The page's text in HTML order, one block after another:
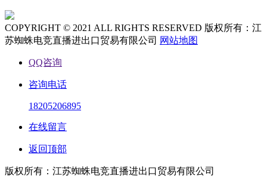
COPYRIGHT © 2021 ALL RIGHTS RESERVED 版权所有：江
苏蜘蛛电竞直播进出口贸易有限公司 网站地图
QQ咨询
咨询电话
18205206895
在线留言
返回顶部
版权所有：江苏蜘蛛电竞直播进出口贸易有限公司